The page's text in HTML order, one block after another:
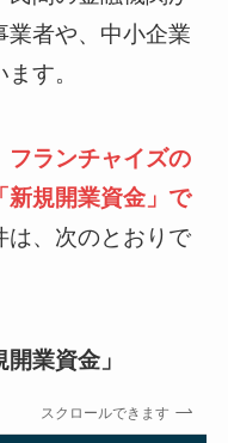
業者や、中小企業
す。
フランチャイズの
新規開業資金」で
は、次のとおりで
業資金」
スクロールできます